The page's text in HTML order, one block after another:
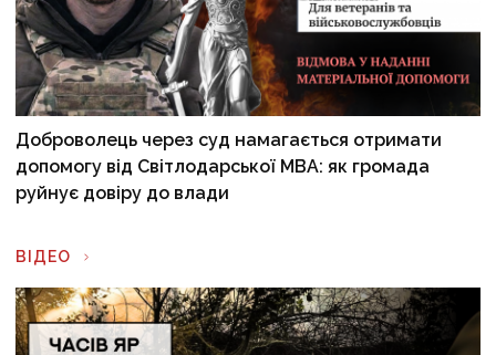
Доброволець через суд намагається отримати
допомогу від Світлодарської МВА: як громада
руйнує довіру до влади
ВІДЕО